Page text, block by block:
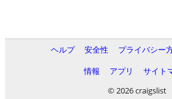
ヘルプ 安全性 プライバシー
情報
アプリ
サイト
© 2026 craigslist